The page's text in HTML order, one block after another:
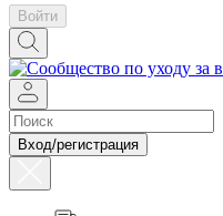
Войти
Вход/регистрация